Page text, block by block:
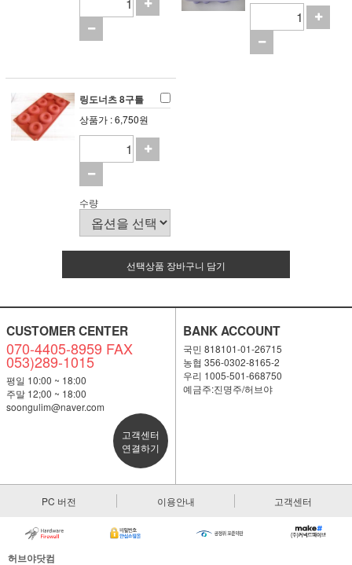
링도너츠 8구틀
상품가 : 6,750원
수량
선택상품 장바구니 담기
CUSTOMER CENTER
070-4405-8959 FAX
053)289-1015
평일 10:00 ~ 18:00
주말 12;00 ~ 18:00
soongulim@naver.com
고객센터
연결하기
BANK ACCOUNT
국민 818101-01-26715
농협 356-0302-8165-2
우리 1005-501-668750
예금주:진명주/허브야
PC 버전 이용안내 고객센터
허브야닷컴